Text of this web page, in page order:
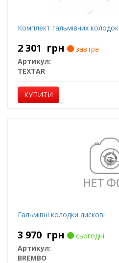
Комплект гальмівних колодок
2 301 грн
завтра
Артикул:
TEXTAR
КУПИТИ
Гальмівні колодки дискові
3 970 грн
сьогодні
Артикул:
BREMBO